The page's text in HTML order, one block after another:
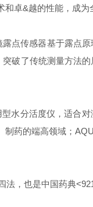
卓&越的性能，成为
点传感器基于露点
破了传统测量方法
型水分活度仪，适合
制药的端高领域；
法，也是中国药典